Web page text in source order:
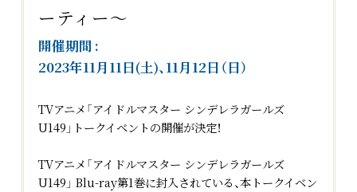
ーティー～
開催期間
2023年11月11日(土)、11月12日（日）
TVアニメ「アイドルマスター シンデレラガールズ
U149」トークイベントの開催が決定！
TVアニメ「アイドルマスター シンデレラガールズ
U149」 Blu-ray第1巻に封入されている、本トークイベン